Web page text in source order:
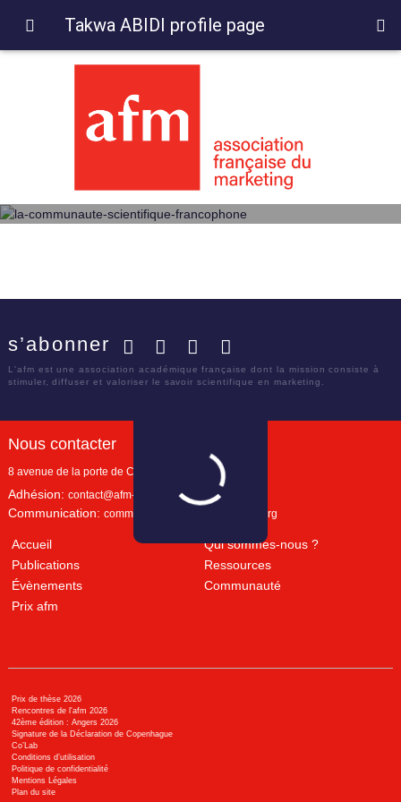
s’abonner
L'afm est une association académique française dont la mission consiste à
stimuler, diffuser et valoriser le savoir scientifique en marketing.
Nous contacter
8 avenue de la porte de Champerret 75017
Adhésion: contact@afm-marketing.org
Communication: communication@afm-marketing.org
Accueil
Qui sommes-nous ?
Publications
Ressources
Évènements
Communauté
Prix afm
Prix de thèse 2026
Rencontres de l'afm 2026
42ème édition : Angers 2026
Signature de la Déclaration de Copenhague
Co’Lab
Conditions d’utilisation
Politique de confidentialité
Mentions Légales
Plan du site
Takwa ABIDI profile page